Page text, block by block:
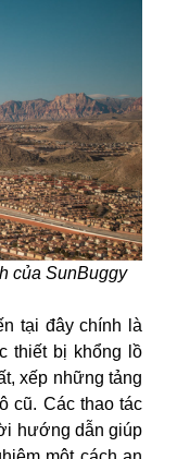
của SunBuggy
tại đây chính là
thiết bị khổng lồ
xếp những tảng
cũ. Các thao tác
hướng dẫn giúp